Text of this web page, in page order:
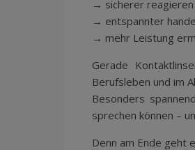
→ sicherer reagieren
→ entspannter
→ mehr Leistung
Gerade
Berufsleben und im
Besonders
sprechen können –
Denn am Ende geht